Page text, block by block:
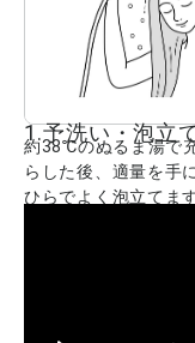
1.予洗い・泡立
約38℃のぬるま湯で
らした後、適量を手
ひらでよく泡立てます